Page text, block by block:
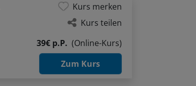
Kurs merken
Kurs teilen
39€ p.P. (Online-Kurs)
Zum Kurs